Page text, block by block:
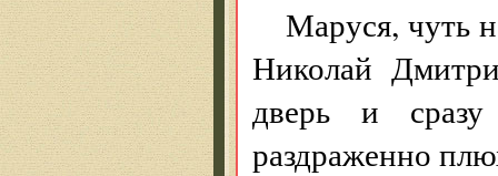
Маруся, чуть
Николай
дверь и
раздраженно